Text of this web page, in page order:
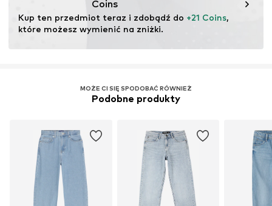
Coins
Kup ten przedmiot teraz i zdobądź do +21 Coins,
które możesz wymienić na zniżki.
MOŻE CI SIĘ SPODOBAĆ RÓWNIEŻ
Podobne produkty